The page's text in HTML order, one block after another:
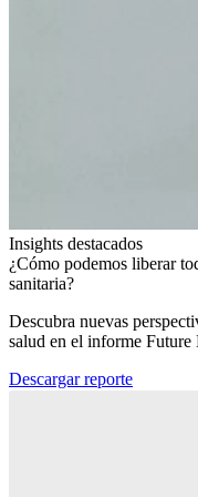
Insights destacados
¿Cómo podemos liberar
sanitaria?​
Descubra nuevas
salud en el informe
Descargar reporte